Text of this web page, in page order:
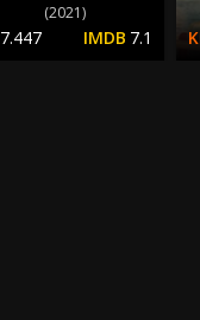
(2021)
7.447 7.1